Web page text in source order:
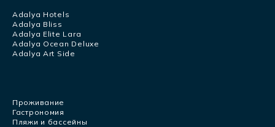
Adalya Hotels
Adalya Bliss
Adalya Elite Lara
Adalya Ocean Deluxe
Adalya Art Side
Проживание
Гастрономия
Пляжи и бассейны